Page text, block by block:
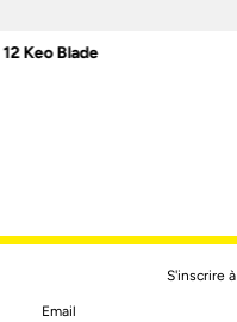
Keo Blade
S'inscrire
Email